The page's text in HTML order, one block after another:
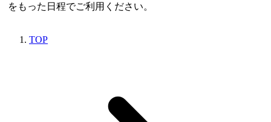
をもった日程でご利用ください。
TOP